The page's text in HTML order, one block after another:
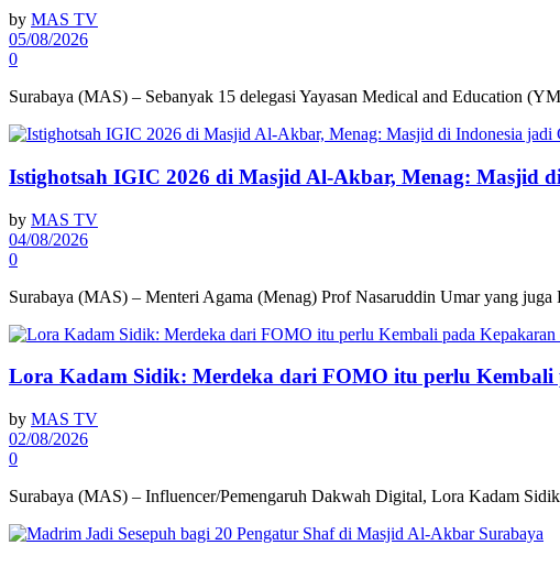
by MAS TV
05/08/2026
0
Surabaya (MAS) – Sebanyak 15 delegasi Yayasan Medical and Education
Istighotsah IGIC 2026 di Masjid Al-Akbar, Menag: Masjid
by MAS TV
04/08/2026
0
Surabaya (MAS) – Menteri Agama (Menag) Prof Nasaruddin Umar yang
Lora Kadam Sidik: Merdeka dari FOMO itu perlu Kembali
by MAS TV
02/08/2026
0
Surabaya (MAS) – Influencer/Pemengaruh Dakwah Digital, Lora Kadam